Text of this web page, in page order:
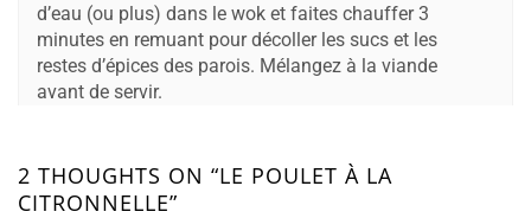
d’eau (ou plus) dans le wok et faites chauffer 3
minutes en remuant pour décoller les sucs et les
restes d’épices des parois. Mélangez à la viande
avant de servir.​
2 THOUGHTS ON “LE POULET À LA
CITRONNELLE”